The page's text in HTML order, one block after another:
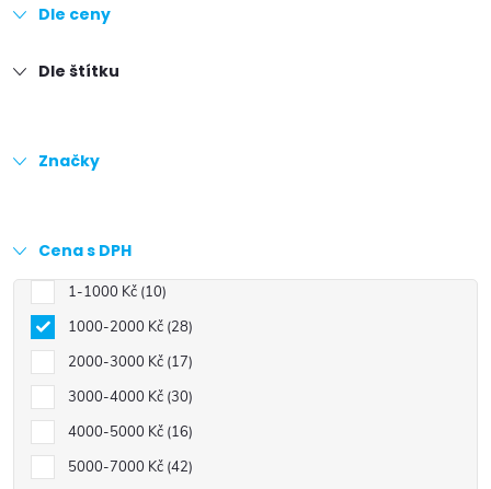
Dle ceny
Dle štítku
Značky
Cena s DPH
1-1000 Kč 10
1000-2000 Kč 28
2000-3000 Kč 17
3000-4000 Kč 30
4000-5000 Kč 16
5000-7000 Kč 42